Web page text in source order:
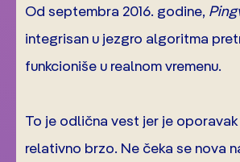
Od septembra 2016. godine,
integrisan u jezgro algoritma
funkcioniše u realnom vremenu.
To je odlična vest jer je
relativno brzo. Ne čeka se nova